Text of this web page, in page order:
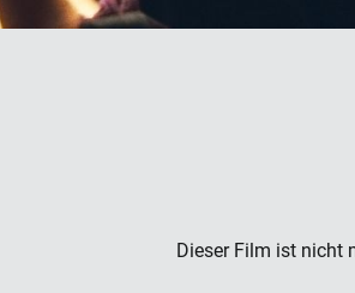
Dieser Film ist nicht